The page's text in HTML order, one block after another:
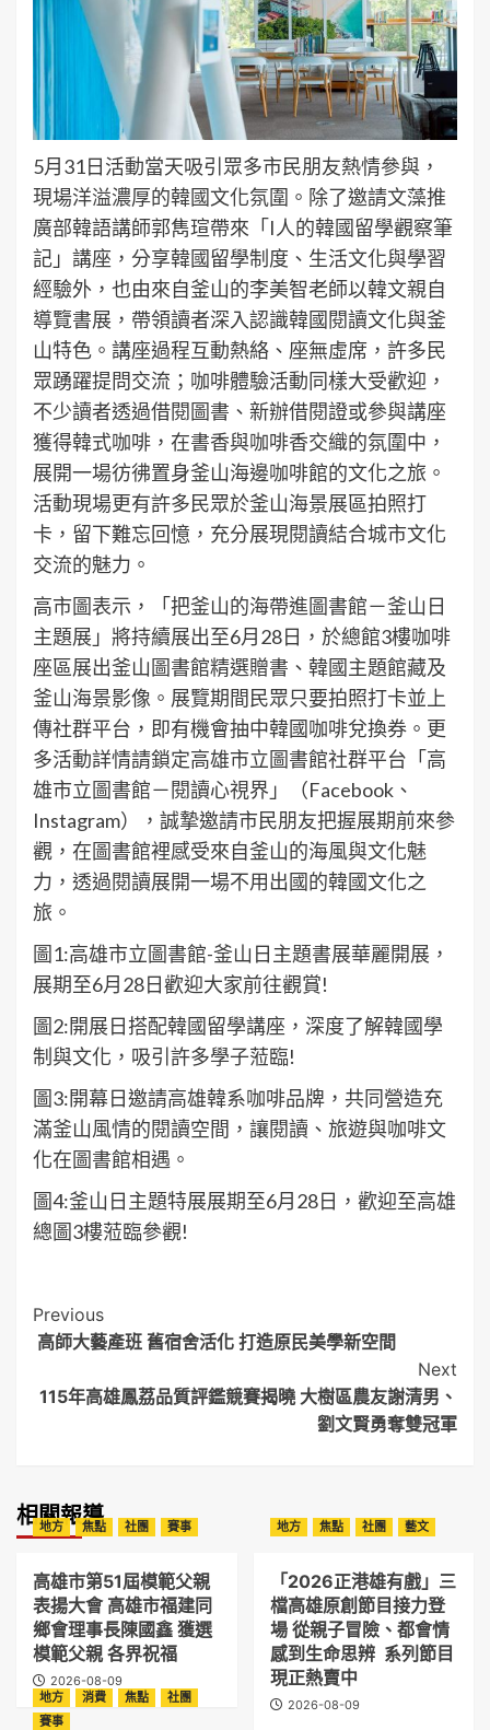
5月31日活動當天吸引眾多市民朋友熱情參與，
現場洋溢濃厚的韓國文化氛圍。除了邀請文藻推
廣部韓語講師郭雋瑄帶來「I人的韓國留學觀察筆
記」講座，分享韓國留學制度、生活文化與學習
經驗外，也由來自釜山的李美智老師以韓文親自
導覽書展，帶領讀者深入認識韓國閱讀文化與釜
山特色。講座過程互動熱絡、座無虛席，許多民
眾踴躍提問交流；咖啡體驗活動同樣大受歡迎，
不少讀者透過借閱圖書、新辦借閱證或參與講座
獲得韓式咖啡，在書香與咖啡香交織的氛圍中，
展開一場彷彿置身釜山海邊咖啡館的文化之旅。
活動現場更有許多民眾於釜山海景展區拍照打
卡，留下難忘回憶，充分展現閱讀結合城市文化
交流的魅力。
高市圖表示，「把釜山的海帶進圖書館－釜山日
主題展」將持續展出至6月28日，於總館3樓咖啡
座區展出釜山圖書館精選贈書、韓國主題館藏及
釜山海景影像。展覽期間民眾只要拍照打卡並上
傳社群平台，即有機會抽中韓國咖啡兌換券。更
多活動詳情請鎖定高雄市立圖書館社群平台「高
雄市立圖書館－閱讀心視界」（Facebook、
Instagram），誠摯邀請市民朋友把握展期前來參
觀，在圖書館裡感受來自釜山的海風與文化魅
力，透過閱讀展開一場不用出國的韓國文化之
旅。
圖1:高雄市立圖書館-釜山日主題書展華麗開展，
展期至6月28日歡迎大家前往觀賞!
圖2:開展日搭配韓國留學講座，深度了解韓國學
制與文化，吸引許多學子蒞臨!
圖3:開幕日邀請高雄韓系咖啡品牌，共同營造充
滿釜山風情的閱讀空間，讓閱讀、旅遊與咖啡文
化在圖書館相遇。
圖4:釜山日主題特展展期至6月28日，歡迎至高雄
總圖3樓蒞臨參觀!
Post
Navigation
Previous
高師大藝產班 舊宿舍活化 打造原民美學新空間
Next
115年高雄鳳荔品質評鑑競賽揭曉 大樹區農友謝清男、
劉文賢勇奪雙冠軍
相關報導
地方 焦點 社團 賽事
高雄市第51屆模範父親
表揚大會 高雄市福建同
鄉會理事長陳國鑫 獲選
模範父親 各界祝福
2026-08-09
地方 焦點 社團 藝文
「2026正港雄有戲」三
檔高雄原創節目接力登
場 從親子冒險、都會情
感到生命思辨 系列節目
現正熱賣中
2026-08-09
地方 消費 焦點
社團
賽事